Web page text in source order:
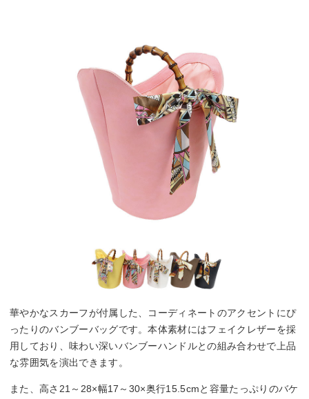
華やかなスカーフが付属した、コーディネートのアクセントにぴ
ったりのバンブーバッグです。本体素材にはフェイクレザーを採
用しており、味わい深いバンブーハンドルとの組み合わせで上品
な雰囲気を演出できます。
また、高さ21～28×幅17～30×奥行15.5cmと容量たっぷりのバケ